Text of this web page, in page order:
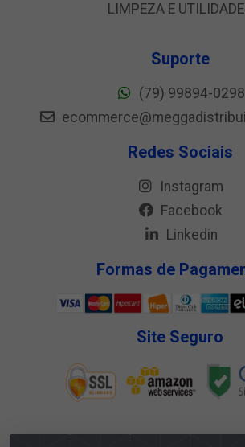
LIMPEZA E
Suporte
(79) 99894-0298
Redes Sociais
Instagram
Facebook
Linkedin
Formas de
Site Seguro